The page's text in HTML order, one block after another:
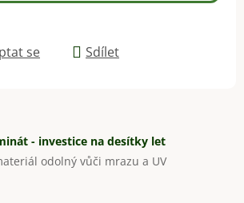
se Sdílet
- investice na desítky let
odolný vůči mrazu a UV